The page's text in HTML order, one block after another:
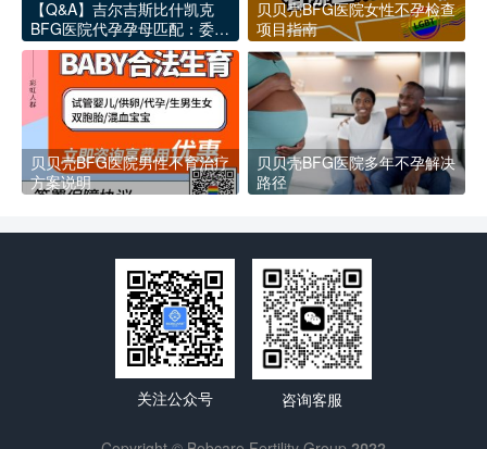
【Q&A】吉尔吉斯比什凯克
BFG医院代孕孕母匹配：委托
父母最关心的六大问题
贝贝壳BFG医院女性不孕检查
项目指南
贝贝壳BFG医院男性不育治疗
方案说明
贝贝壳BFG医院多年不孕解决
路径
关注公众号 咨询客服